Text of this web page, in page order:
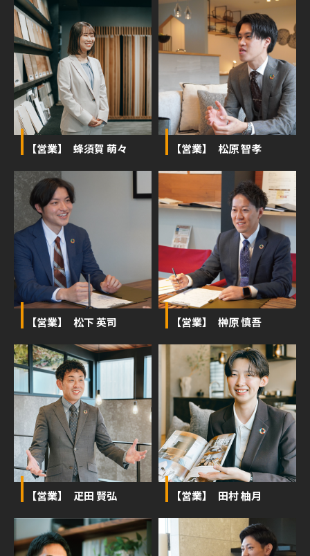
【営業】 蜂須賀 萌々 【営業】 松原 智孝
【営業】 松下 英司 【営業】 榊󠄀原 慎吾
【営業】 疋田 賢弘 【営業】 田村 柚月